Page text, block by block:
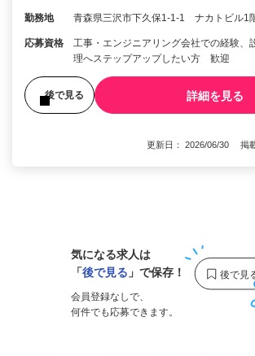
勤務地 青森県三沢市下久保1-1-1 ナカトビル1
応募資格
工事・エンジニアリング会社での経験、
理へステップアップしたい方 歓迎
後で見る 詳細を見る
更新日： 2026/06/30 掲
気になる求人は
「後で見る 」で保存！
会員登録なしで、
何件でも応募できます。